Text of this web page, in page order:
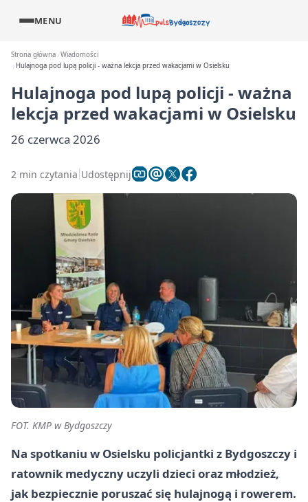
MENU
Strona główna Wiadomości
Hulajnoga pod lupą policji - ważna lekcja przed wakacjami w Osielsku
Hulajnoga pod lupą policji - ważna
lekcja przed wakacjami w Osielsku
26 czerwca 2026
2 min czytania Udostępnij
FOT. KMP w Bydgoszczy
Na spotkaniu w Osielsku policjantki z Bydgoszczy i
ratownik medyczny uczyli dzieci oraz młodzież,
jak bezpiecznie poruszać się hulajnogą i rowerem.